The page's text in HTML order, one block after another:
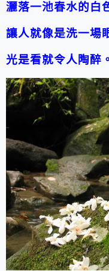
灑落一池春水的白
讓人就像是洗一場
光是看就令人陶醉。